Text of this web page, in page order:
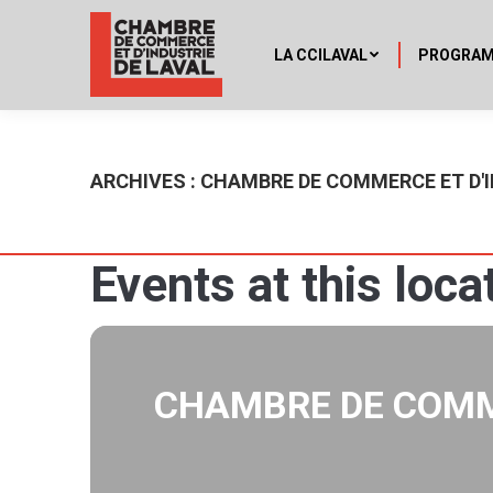
LA CCILAVAL
ARCHIVES : CHAMBRE DE COMMERCE ET
Events at this
CHAMBRE DE